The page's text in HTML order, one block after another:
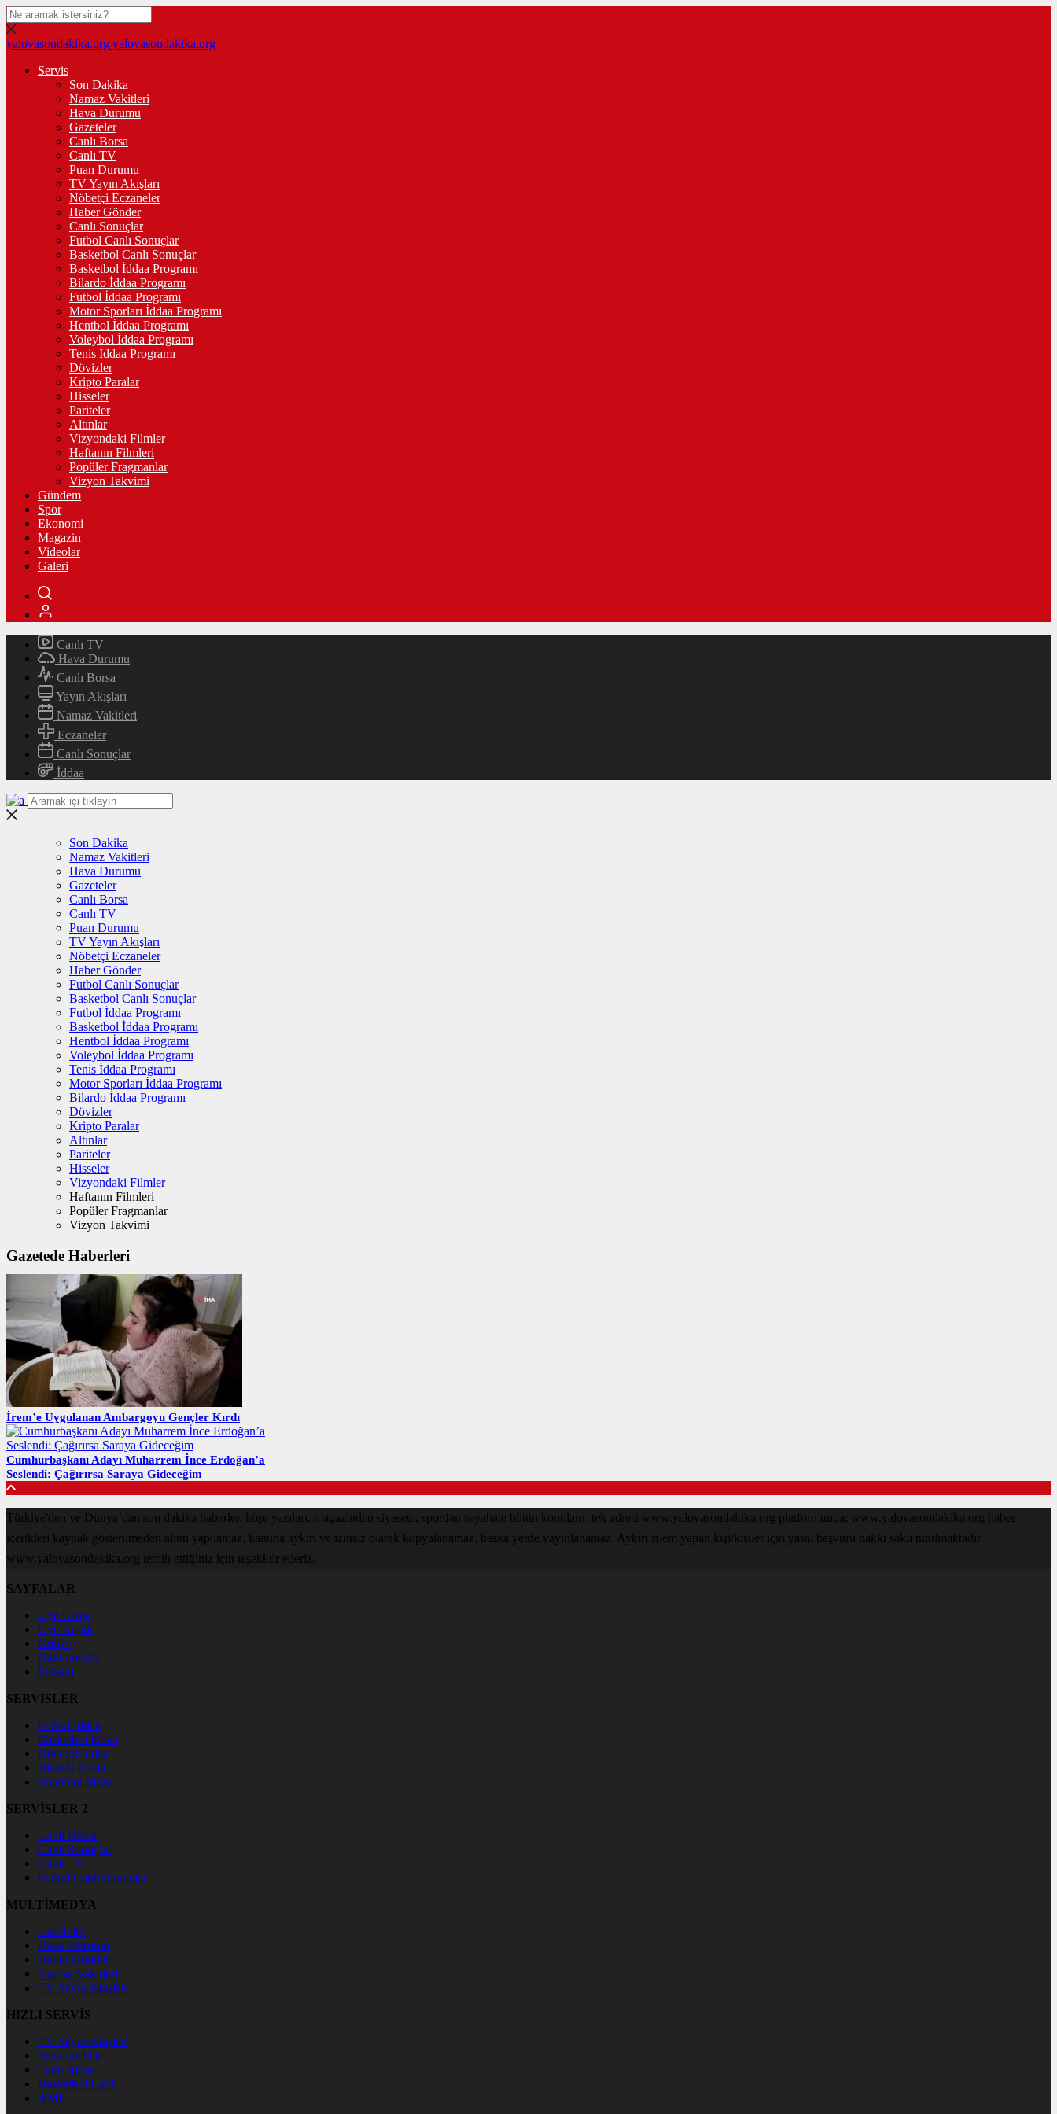
yalovasondakika.org yalovasondakika.org
Servis
Son Dakika
Namaz Vakitleri
Hava Durumu
Gazeteler
Canlı Borsa
Canlı TV
Puan Durumu
TV Yayın Akışları
Nöbetçi Eczaneler
Haber Gönder
Canlı Sonuçlar
Futbol Canlı Sonuçlar
Basketbol Canlı Sonuçlar
Basketbol İddaa Programı
Bilardo İddaa Programı
Futbol İddaa Programı
Motor Sporları İddaa Programı
Hentbol İddaa Programı
Voleybol İddaa Programı
Tenis İddaa Programı
Dövizler
Kripto Paralar
Hisseler
Pariteler
Altınlar
Vizyondaki Filmler
Haftanın Filmleri
Popüler Fragmanlar
Vizyon Takvimi
Gündem
Spor
Ekonomi
Magazin
Videolar
Galeri
Canlı TV
Hava Durumu
Canlı Borsa
Yayın Akışları
Namaz Vakitleri
Eczaneler
Canlı Sonuçlar
İddaa
Son Dakika
Namaz Vakitleri
Hava Durumu
Gazeteler
Canlı Borsa
Canlı TV
Puan Durumu
TV Yayın Akışları
Nöbetçi Eczaneler
Haber Gönder
Futbol Canlı Sonuçlar
Basketbol Canlı Sonuçlar
Futbol İddaa Programı
Basketbol İddaa Programı
Hentbol İddaa Programı
Voleybol İddaa Programı
Tenis İddaa Programı
Motor Sporları İddaa Programı
Bilardo İddaa Programı
Dövizler
Kripto Paralar
Altınlar
Pariteler
Hisseler
Vizyondaki Filmler
Haftanın Filmleri
Popüler Fragmanlar
Vizyon Takvimi
Gazetede Haberleri
İrem’e Uygulanan Ambargoyu Gençler Kırdı
Cumhurbaşkanı Adayı Muharrem İnce Erdoğan’a
Seslendi: Çağırırsa Saraya Gideceğim
Türkiye'den ve Dünya’dan son dakika haberler, köşe yazıları, magazinden siyasete, spordan seyahate bütün konuların tek adresi www.yalovasondakika.org platformunda; www.yalovasondakika.org haber
içerikleri kaynak gösterilmeden alıntı yapılamaz, kanuna aykırı ve izinsiz olarak kopyalanamaz, başka yerde yayınlanamaz. Aykırı işlem yapan kişi/kişiler için yasal başvuru hakkı saklı tutulmaktadır.
www.yalovasondakika.org tercih ettiğiniz için teşekkür ederiz.
SAYFALAR
Üye Girişi
Üye Kaydı
Künye
Hakkımızda
İletişim
SERVİSLER
Futbol İddaa
Basketbol İddaa
Hentbol İddaa
Bilardo İddaa
Voleybol İddaa
SERVİSLER 2
Canlı Borsa
Canlı Sonuçlar
Canlı TV
Futbol Canlı Sonuçlar
MULTİMEDYA
Gazeteler
Hava Durumu
Haber Gönder
Namaz Vakitleri
TV Yayın Akışları
HIZLI SERVİS
TV Yayın Akışları
Yazarlar Site
Tenis İddaa
Basketbol Canlı
AMP